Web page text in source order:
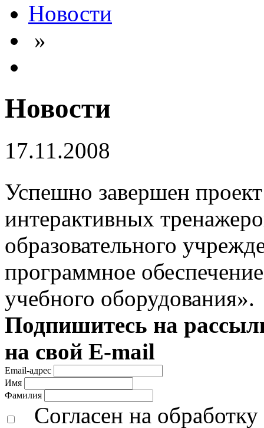
Новости
»
Новости
17.11.2008
Успешно завершен
интерактивных
образовательного
программное
учебного оборудования».
Подпишитесь на
на свой E-mail
Email-адрес
Имя
Фамилия
Согласен на